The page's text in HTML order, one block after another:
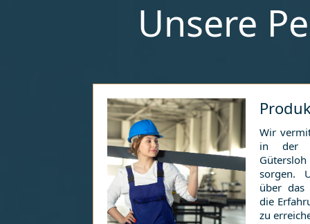
Unsere
Wir
in der
Gütersloh
sorgen.
über das
die
zu